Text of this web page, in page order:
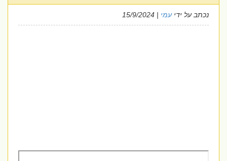
נכתב על ידיעמי| 15/9/2024